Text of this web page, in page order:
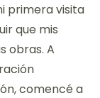
primera visita
que mis
obras. A
comencé a